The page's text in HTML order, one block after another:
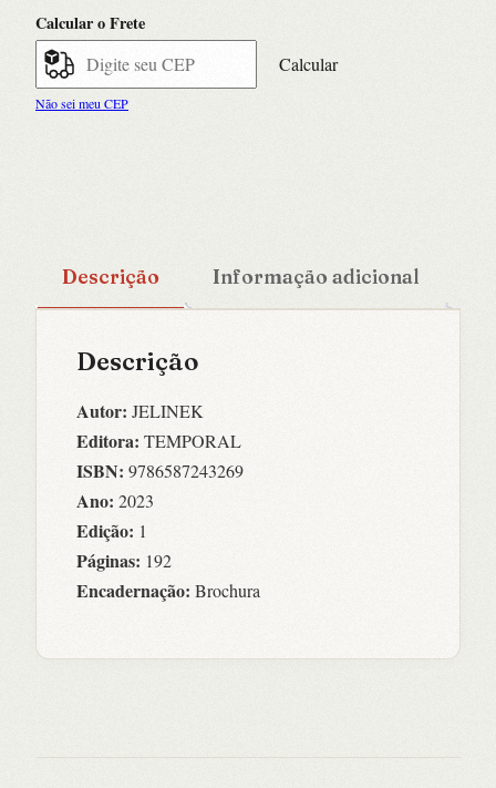
Calcular o Frete
Calcular
Não sei meu CEP
Descrição Informação adicional
Descrição
Autor: JELINEK
Editora: TEMPORAL
ISBN: 9786587243269
Ano: 2023
Edição: 1
Páginas: 192
Encadernação: Brochura